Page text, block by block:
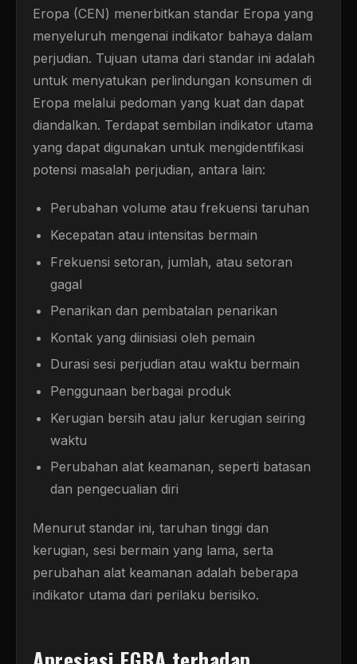
Eropa (CEN) menerbitkan standar Eropa yang
menyeluruh mengenai indikator bahaya dalam
perjudian. Tujuan utama dari standar ini adalah
untuk menyatukan perlindungan konsumen di
Eropa melalui pedoman yang kuat dan dapat
diandalkan. Terdapat sembilan indikator utama
yang dapat digunakan untuk mengidentifikasi
potensi masalah perjudian, antara lain:
Perubahan volume atau frekuensi taruhan
Kecepatan atau intensitas bermain
Frekuensi setoran, jumlah, atau setoran
gagal
Penarikan dan pembatalan penarikan
Kontak yang diinisiasi oleh pemain
Durasi sesi perjudian atau waktu bermain
Penggunaan berbagai produk
Kerugian bersih atau jalur kerugian seiring
waktu
Perubahan alat keamanan, seperti batasan
dan pengecualian diri
Menurut standar ini, taruhan tinggi dan
kerugian, sesi bermain yang lama, serta
perubahan alat keamanan adalah beberapa
indikator utama dari perilaku berisiko.